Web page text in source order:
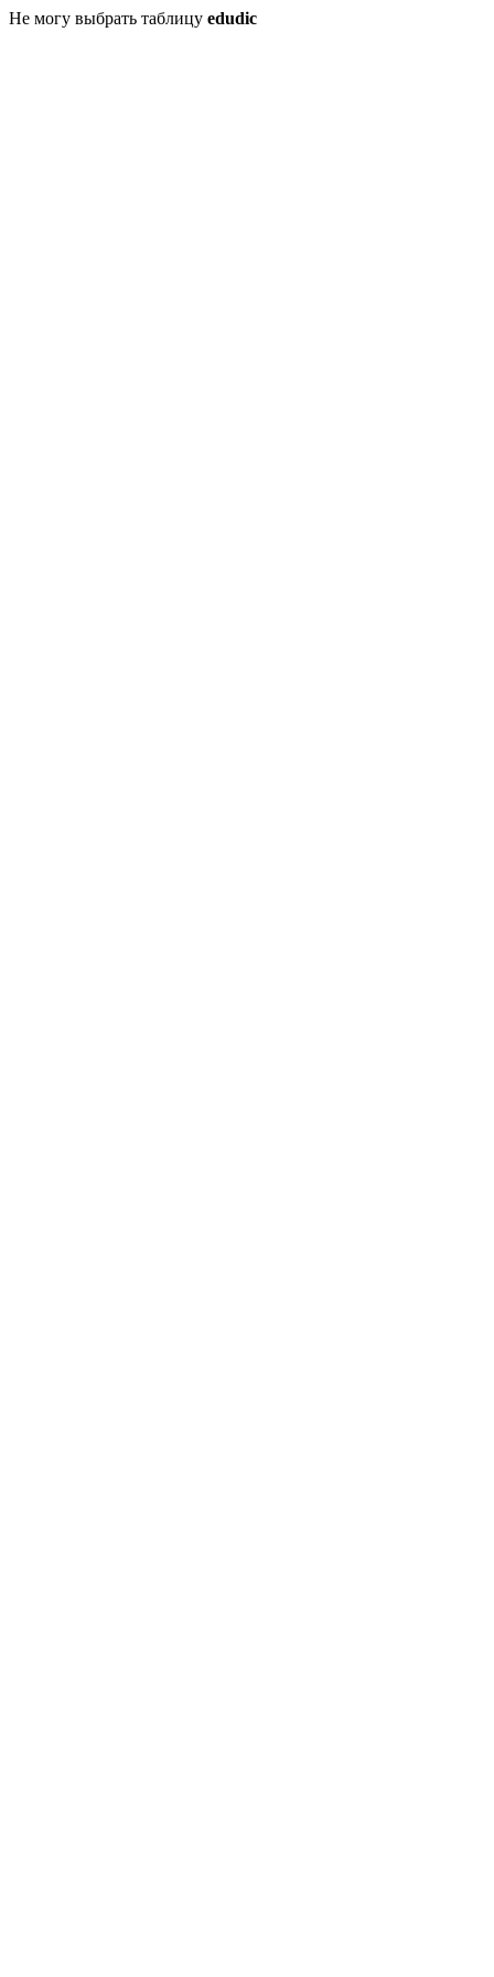
Не могу выбрать таблицу edudic